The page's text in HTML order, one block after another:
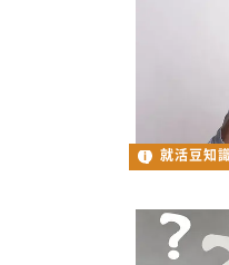
就活豆知